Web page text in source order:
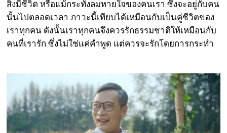
สิ่งมีชีวิต หรือแม้กระทั่งลมหายใจของคนเรา ซึ่งจะอยู่กับคน
นั้นไปตลอดเวลา ภาวะนี้เทียบได้เหมือนกับเป็นคู่ชีวิตของ
เราทุกคน ดังนั้นเราทุกคนจึงควรรักธรรมชาติให้เหมือนกับ
คนที่เรารัก ซึ่งไม่ใช่แค่คำพูด แต่ควรจะรักโดยการกระทำ